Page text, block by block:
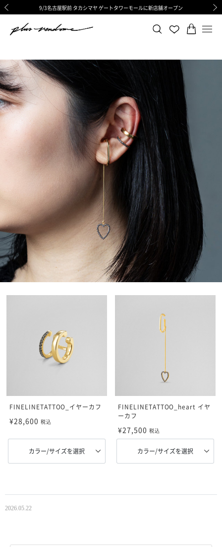
ギフトサービス 一部リニューアルと価格変更のお知らせ
令和8年熊本地震の影響による荷物のお届けについて
9/3名古屋駅前 タカシマヤ ゲートタワーモールに新店舗オープン
8/6渋谷ヒカリエ内ShinQs店 待望のリアル店舗オープン
ギフトサービス 一部リニューアルと価格変更のお知らせ
令和8年熊本地震の影響による荷物のお届けについて
FINELINETATTOO_イヤーカフ
¥28,600 税込
カラー/サイズを選択
FINELINETATTOO_heart イヤ
ーカフ
¥27,500 税込
カラー/サイズを選択
2026.05.22